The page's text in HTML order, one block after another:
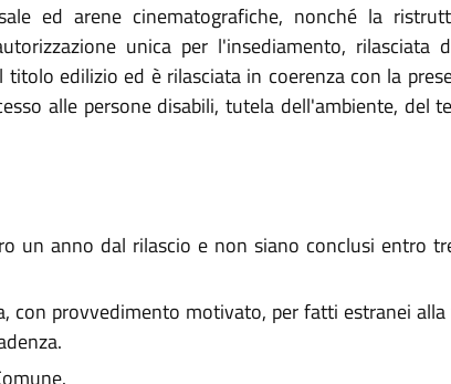
ed arene cinematografiche, nonché la
unica per l'insediamento, rilasciata
edilizio ed è rilasciata in coerenza con la
alle persone disabili, tutela dell'ambiente, del
un anno dal rilascio e non siano conclusi entro
con provvedimento motivato, per fatti estranei